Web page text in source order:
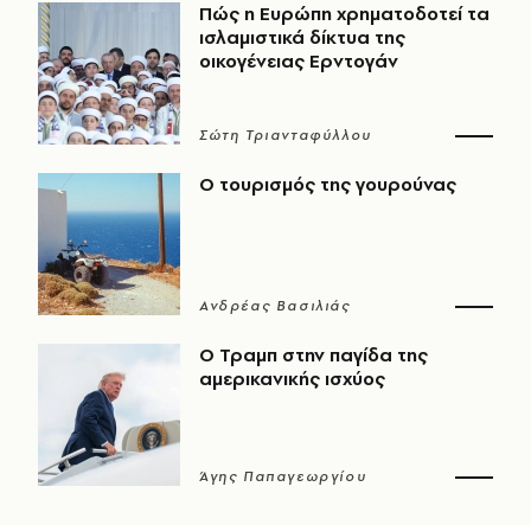
Πώς η Ευρώπη χρηματοδοτεί τα
ισλαμιστικά δίκτυα της
οικογένειας Ερντογάν
Σώτη Τριανταφύλλου
Ο τουρισμός της γουρούνας
Ανδρέας Βασιλιάς
Ο Τραμπ στην παγίδα της
αμερικανικής ισχύος
Άγης Παπαγεωργίου